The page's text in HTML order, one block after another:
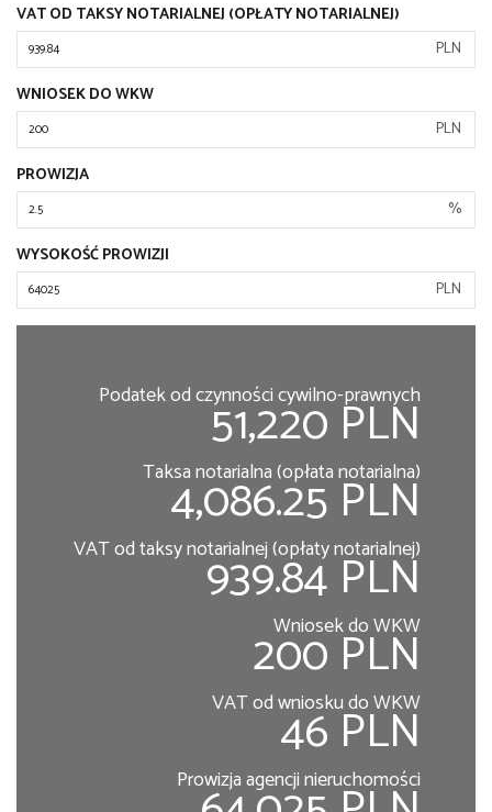
VAT OD TAKSY NOTARIALNEJ (OPŁATY NOTARIALNEJ)
PLN
WNIOSEK DO WKW
PLN
PROWIZJA
%
WYSOKOŚĆ PROWIZJI
PLN
Podatek od czynności cywilno-prawnych
51,220 PLN
Taksa notarialna (opłata notarialna)
4,086.25 PLN
VAT od taksy notarialnej (opłaty notarialnej)
939.84 PLN
Wniosek do WKW
200 PLN
VAT od wniosku do WKW
46 PLN
Prowizja agencji nieruchomości